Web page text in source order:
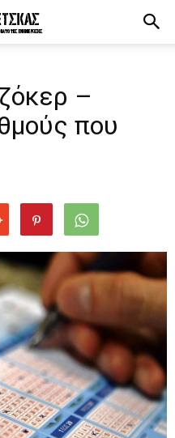
–
που